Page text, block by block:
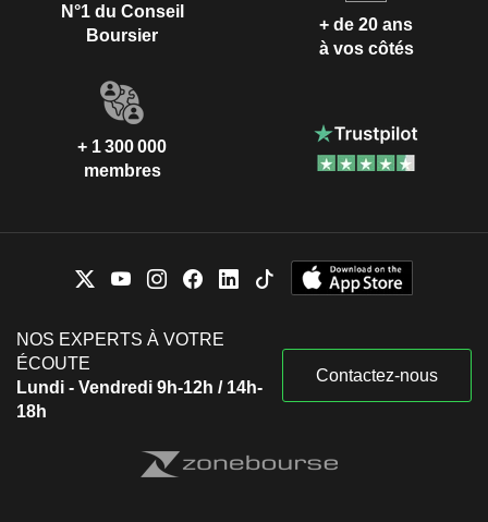
N°1 du Conseil
Boursier
+ de 20 ans
à vos côtés
+ 1 300 000
membres
NOS EXPERTS À VOTRE
ÉCOUTE
Lundi - Vendredi 9h-12h / 14h-
18h
Contactez-nous